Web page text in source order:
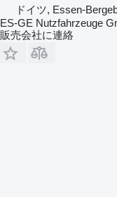
ドイツ, Essen-
ES-GE Nutzfahrzeuge
販売会社に連絡